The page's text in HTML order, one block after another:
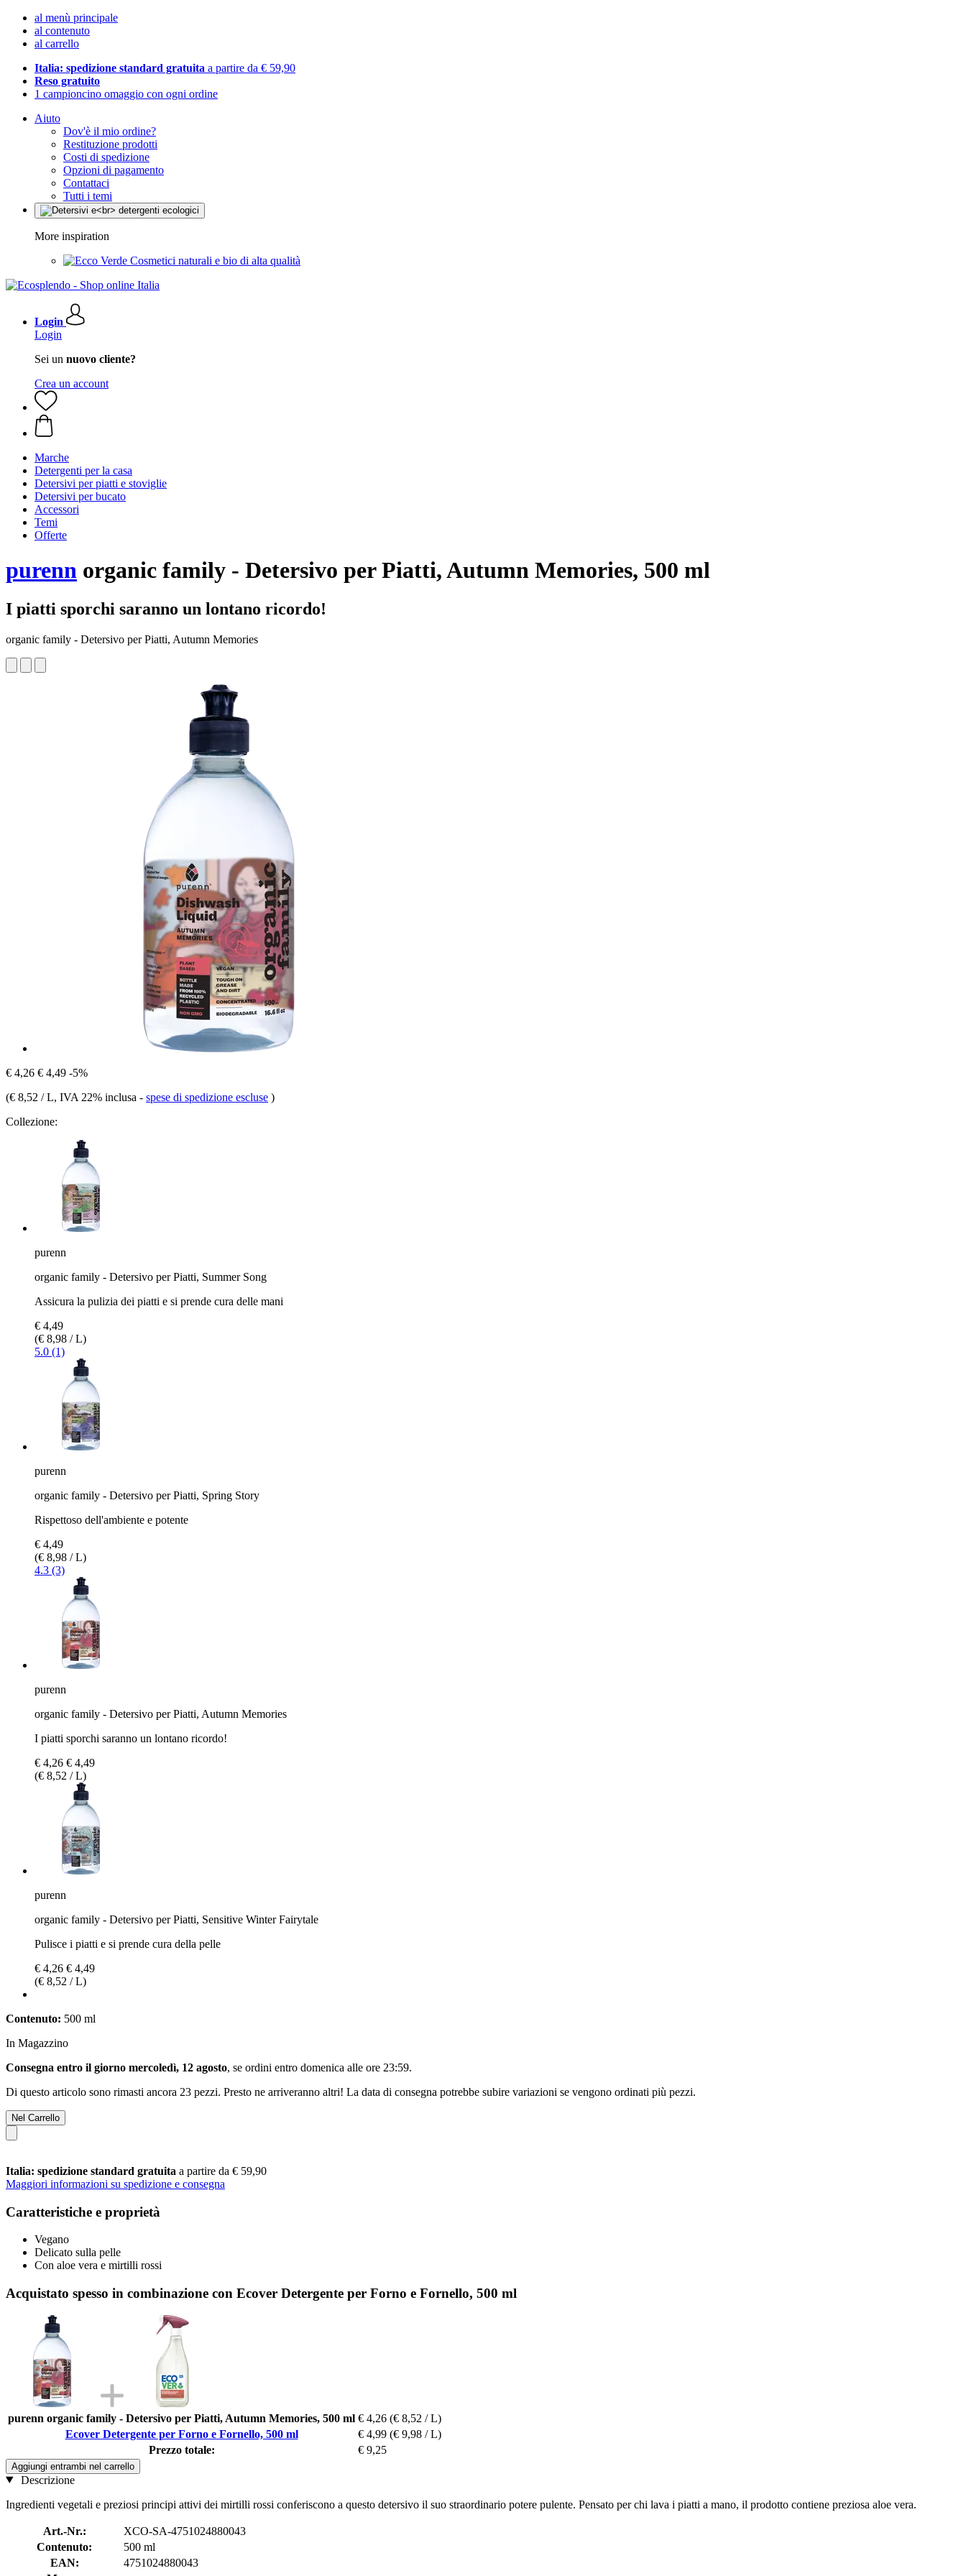
al menù principale
al contenuto
al carrello
Italia: spedizione standard gratuita a partire da € 59,90
Reso gratuito
1 campioncino omaggio con ogni ordine
Aiuto
Dov'è il mio ordine?
Restituzione prodotti
Costi di spedizione
Opzioni di pagamento
Contattaci
Tutti i temi
More inspiration
Cosmetici naturali e bio di alta qualità
Login
Login
Sei un nuovo cliente?
Crea un account
Marche
Detergenti per la casa
Detersivi per piatti e stoviglie
Detersivi per bucato
Accessori
Temi
Offerte
purenn organic family - Detersivo per Piatti, Autumn Memories, 500 ml
I piatti sporchi saranno un lontano ricordo!
organic family - Detersivo per Piatti, Autumn Memories
€ 4,26 € 4,49 -5%
(€ 8,52 / L, IVA 22% inclusa - spese di spedizione escluse )
Collezione:
purenn
organic family - Detersivo per Piatti, Summer Song
Assicura la pulizia dei piatti e si prende cura delle mani
€ 4,49
(€ 8,98 / L)
5.0 (1)
purenn
organic family - Detersivo per Piatti, Spring Story
Rispettoso dell'ambiente e potente
€ 4,49
(€ 8,98 / L)
4.3 (3)
purenn
organic family - Detersivo per Piatti, Autumn Memories
I piatti sporchi saranno un lontano ricordo!
€ 4,26 € 4,49
(€ 8,52 / L)
purenn
organic family - Detersivo per Piatti, Sensitive Winter Fairytale
Pulisce i piatti e si prende cura della pelle
€ 4,26 € 4,49
(€ 8,52 / L)
Contenuto: 500 ml
In Magazzino
Consegna entro il giorno mercoledì, 12 agosto, se ordini entro domenica alle ore 23:59.
Di questo articolo sono rimasti ancora 23 pezzi. Presto ne arriveranno altri! La data di consegna potrebbe subire variazioni se vengono ordinati più pezzi.
Nel Carrello
Italia: spedizione standard gratuita a partire da € 59,90
Maggiori informazioni su spedizione e consegna
Caratteristiche e proprietà
Vegano
Delicato sulla pelle
Con aloe vera e mirtilli rossi
Acquistato spesso in combinazione con Ecover Detergente per Forno e Fornello, 500 ml
purenn organic family - Detersivo per Piatti, Autumn Memories, 500 ml € 4,26 (€ 8,52 / L)
Ecover Detergente per Forno e Fornello, 500 ml
€ 4,99 (€ 9,98 / L)
Prezzo totale:
€ 9,25
Aggiungi entrambi nel carrello
Descrizione
Ingredienti vegetali e preziosi principi attivi dei mirtilli rossi conferiscono a questo detersivo il suo straordinario potere pulente. Pensato per chi lava i piatti a mano, il prodotto contiene preziosa aloe vera.
Art.-Nr.:
XCO-SA-4751024880043
Contenuto:
500 ml
EAN:
4751024880043